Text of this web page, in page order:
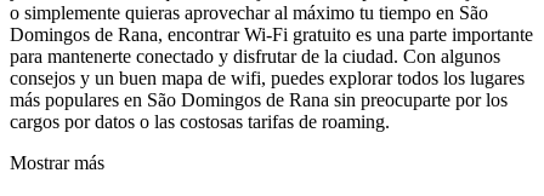
o simplemente quieras aprovechar al máximo tu tiempo en São
Domingos de Rana, encontrar Wi-Fi gratuito es una parte importante
para mantenerte conectado y disfrutar de la ciudad. Con algunos
consejos y un buen mapa de wifi, puedes explorar todos los lugares
más populares en São Domingos de Rana sin preocuparte por los
cargos por datos o las costosas tarifas de roaming.
Mostrar más